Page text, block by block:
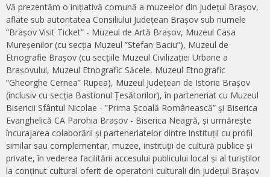
Vă prezentăm o inițiativă comună a muzeelor din județul Brașov,
aflate sub autoritatea Consiliului Județean Brașov sub numele
”Brașov Visit Ticket” - Muzeul de Artă Brașov, Muzeul Casa
Mureșenilor (cu secția Muzeul ”Stefan Baciu”), Muzeul de
Etnografie Brașov (cu secțiile Muzeul Civilizației Urbane a
Brașovului, Muzeul Etnografic Săcele, Muzeul Etnografic
”Gheorghe Cernea” Rupea), Muzeul Județean de Istorie Brașov
(inclusiv cu secția Bastionul Țesătorilor), în parteneriat cu Muzeul
Bisericii Sfântul Nicolae - ”Prima Școală Românească” și Biserica
Evanghelică CA Parohia Brașov - Biserica Neagră, și urmărește
încurajarea colaborării și parteneriatelor dintre instituții cu profil
similar sau complementar, muzee, instituții de cultură publice și
private, în vederea facilitării accesului publicului local și al turiștilor
la conținut cultural oferit de operatorii culturali din județul Brașov.